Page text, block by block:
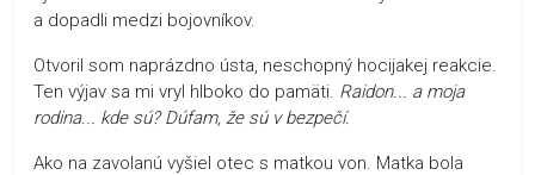
a dopadli medzi bojovníkov.
Otvoril som naprázdno ústa, neschopný hocijakej reakcie.
Ten výjav sa mi vryl hlboko do pamäti. Raidon... a moja
rodina... kde sú? Dúfam, že sú v bezpečí.
Ako na zavolanú vyšiel otec s matkou von. Matka bola